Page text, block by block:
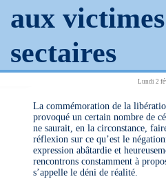
aux
sectaires
Lundi 2
La commémoration de la
provoqué un certain nombre de
ne saurait, en la circonstance,
réflexion sur ce qu’est le
expression abâtardie et
rencontrons constamment à
s’appelle le déni de réalité.